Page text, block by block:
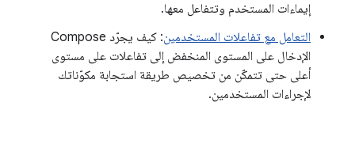
إيماءات المستخدم وتتفاعل معها.
التعامل مع تفاعلات المستخدمين
: كيف يجرّد Compose
الإدخال على المستوى المنخفض إلى تفاعلات على مستوى
أعلى حتى تتمكّن من تخصيص طريقة استجابة مكوّناتك
لإجراءات المستخدمين.